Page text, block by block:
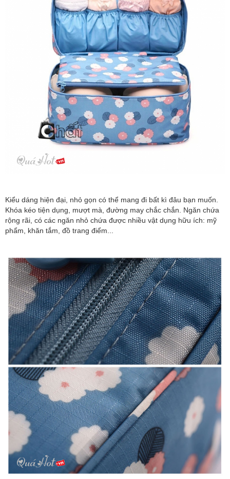
Kiểu dáng hiện đại, nhỏ gọn có thể mang đi bất kì đâu bạn muốn.
Khóa kéo tiện dụng, mượt mà, đường may chắc chắn. Ngăn chứa
rộng rãi, có các ngăn nhỏ chứa được nhiều vật dụng hữu ích: mỹ
phẩm, khăn tắm, đồ trang điểm...